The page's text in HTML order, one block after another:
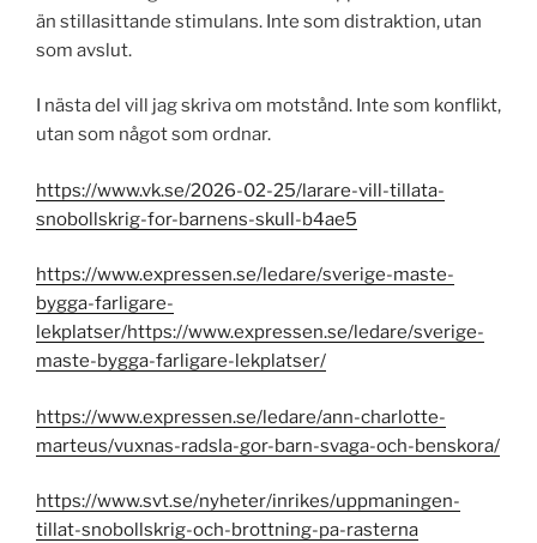
än stillasittande stimulans. Inte som distraktion, utan
som avslut.
I nästa del vill jag skriva om motstånd. Inte som konflikt,
utan som något som ordnar.
https://www.vk.se/2026-02-25/larare-vill-tillata-
snobollskrig-for-barnens-skull-b4ae5
https://www.expressen.se/ledare/sverige-maste-
bygga-farligare-
lekplatser/https://www.expressen.se/ledare/sverige-
maste-bygga-farligare-lekplatser/
https://www.expressen.se/ledare/ann-charlotte-
marteus/vuxnas-radsla-gor-barn-svaga-och-benskora/
https://www.svt.se/nyheter/inrikes/uppmaningen-
tillat-snobollskrig-och-brottning-pa-rasterna